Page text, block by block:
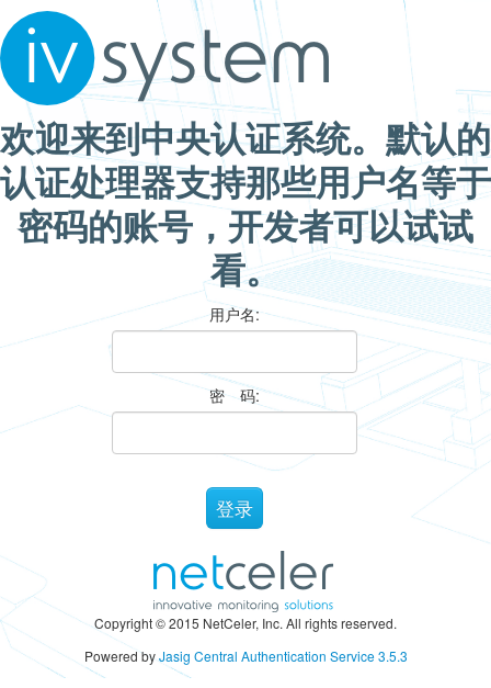
欢迎来到中央认证系统。默认的
认证处理器支持那些用户名等于
密码的账号，开发者可以试试
看。
用户名:
密 码:
Copyright © 2015 NetCeler, Inc. All rights reserved.
Powered byJasig Central Authentication Service 3.5.3